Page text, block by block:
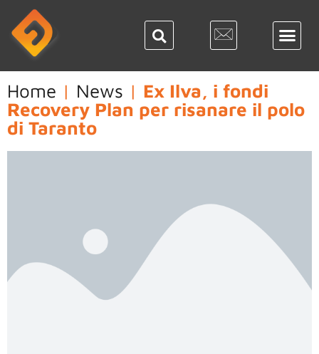
Home | News | Ex Ilva, i fondi
Recovery Plan per risanare il polo
di Taranto